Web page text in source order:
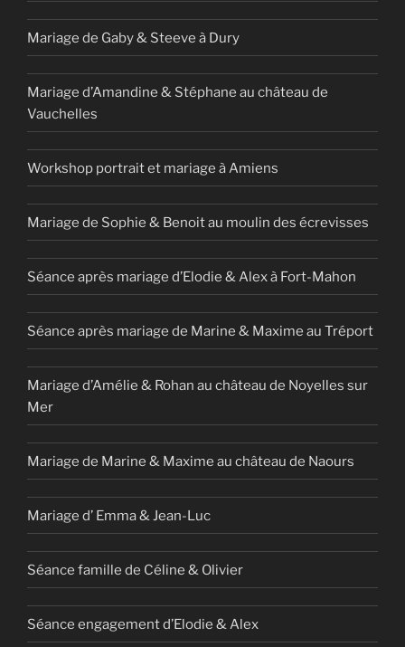
Mariage de Gaby & Steeve à Dury
Mariage d’Amandine & Stéphane au château de
Vauchelles
Workshop portrait et mariage à Amiens
Mariage de Sophie & Benoit au moulin des écrevisses
Séance après mariage d’Elodie & Alex à Fort-Mahon
Séance après mariage de Marine & Maxime au Tréport
Mariage d’Amélie & Rohan au château de Noyelles sur
Mer
Mariage de Marine & Maxime au château de Naours
Mariage d’ Emma & Jean-Luc
Séance famille de Céline & Olivier
Séance engagement d’Elodie & Alex